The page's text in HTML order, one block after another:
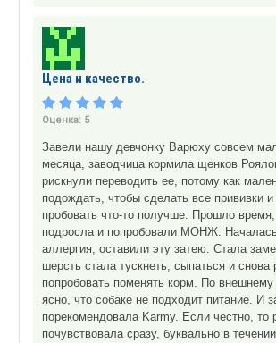
Цена и качество.
Оценка: 5
Завели нашу девчонку Варюху совсем
месяца, заводчица кормила щенков
рискнули переводить ее, потому как
подождать, чтобы сделать все прививки
пробовать что-то получше. Прошло
подросла и попробовали МОНЖ.
аллергия, оставили эту затею. Стала
шерсть стала тускнеть, сыпаться и снова
попробовать поменять корм. По
ясно, что собаке не подходит питание. И
порекомендовала Karmy. Если честно, то
почувствовала сразу, буквально в